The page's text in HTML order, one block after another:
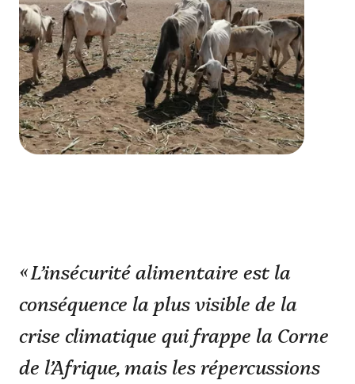
« L’insécurité alimentaire est la
conséquence la plus visible de la
crise climatique qui frappe la Corne
de l’Afrique, mais les répercussions